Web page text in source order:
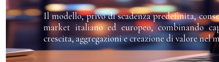
Il modello, privo di scadenza predefinita,
market italiano ed europeo, combinando
crescita, aggregazioni e creazione di valore nel